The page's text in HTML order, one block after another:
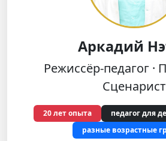
Аркадий
Режиссёр-педагог ·
Сценарист
20 лет опыта
педагог для
разные возрастные